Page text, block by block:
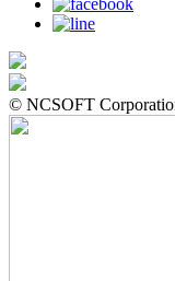
© NCSOFT